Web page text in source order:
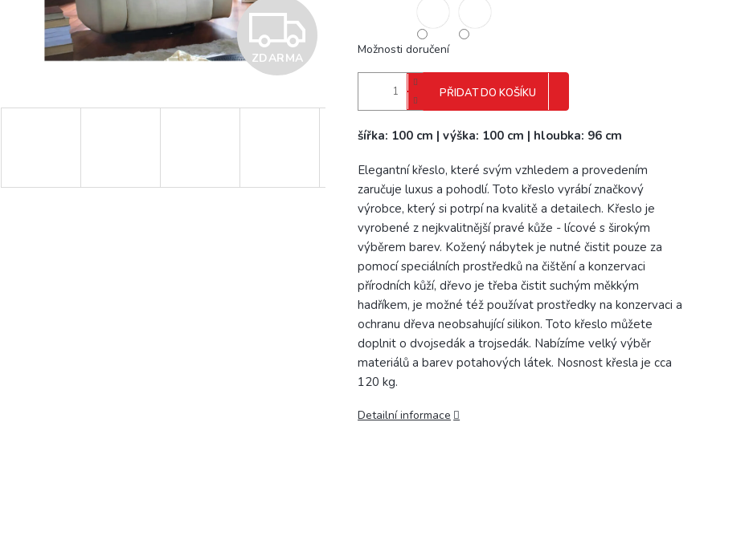
Z
R
ZDARMA
Možnosti doručení
PŘIDAT DO KOŠÍKU
šířka: 100 cm | výška: 100 cm | hloubka: 96 cm
Elegantní křeslo, které svým vzhledem a provedením
zaručuje luxus a pohodlí. Toto křeslo vyrábí značkový
výrobce, který si potrpí na kvalitě a detailech. Křeslo je
vyrobené z nejkvalitnější pravé kůže - lícové s širokým
výběrem barev. Kožený nábytek je nutné čistit pouze za
pomocí speciálních prostředků na čištění a konzervaci
přírodních kůží, dřevo je třeba čistit suchým měkkým
hadříkem, je možné též používat prostředky na konzervaci a
ochranu dřeva neobsahující silikon. Toto křeslo můžete
doplnit o dvojsedák a trojsedák. Nabízíme velký výběr
materiálů a barev potahových látek. Nosnost křesla je cca
120 kg.
Detailní informace